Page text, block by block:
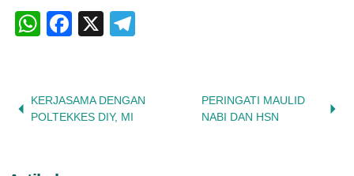
WhatsApp
Facebook
X
KERJASAMA DENGAN
POLTEKKES DIY, MI
PERINGATI MAULID
NABI DAN HSN